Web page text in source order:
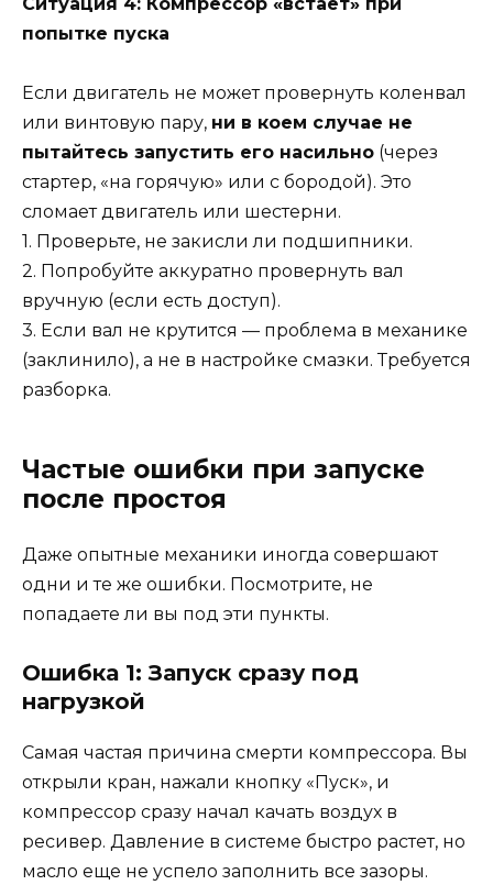
попытке пуска
Если двигатель не может провернуть коленвал
или винтовую пару, ни в коем случае не
пытайтесь запустить его насильно (через
стартер, «на горячую» или с бородой). Это
сломает двигатель или шестерни.
1. Проверьте, не закисли ли подшипники.
2. Попробуйте аккуратно провернуть вал
вручную (если есть доступ).
3. Если вал не крутится — проблема в механике
(заклинило), а не в настройке смазки. Требуется
разборка.
Частые ошибки при запуске
после простоя
Даже опытные механики иногда совершают
одни и те же ошибки. Посмотрите, не
попадаете ли вы под эти пункты.
Ошибка 1: Запуск сразу под
нагрузкой
Самая частая причина смерти компрессора. Вы
открыли кран, нажали кнопку «Пуск», и
компрессор сразу начал качать воздух в
ресивер. Давление в системе быстро растет, но
масло еще не успело заполнить все зазоры.